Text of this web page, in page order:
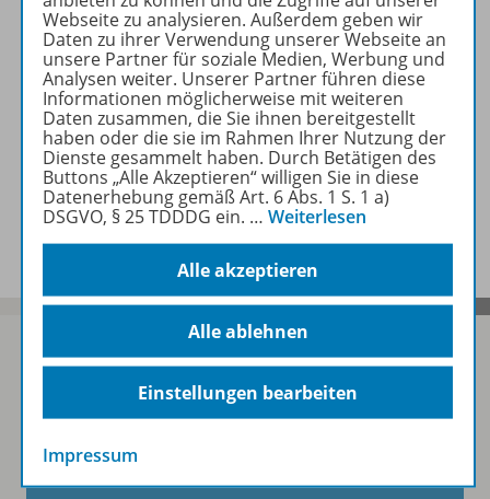
Zugehörige Produkte
Lösungen
Benachrichtigungs-Service
Sofort profitieren
Webseite zu analysieren. Außerdem geben wir
Daten zu ihrer Verwendung unserer Webseite an
unsere Partner für soziale Medien, Werbung und
Analysen weiter. Unserer Partner führen diese
Informationen möglicherweise mit weiteren
Daten zusammen, die Sie ihnen bereitgestellt
haben oder die sie im Rahmen Ihrer Nutzung der
Dienste gesammelt haben. Durch Betätigen des
Buttons „Alle Akzeptieren“ willigen Sie in diese
Datenerhebung gemäß Art. 6 Abs. 1 S. 1 a)
DSGVO, § 25 TDDDG ein. … Weiterlesen
Alle akzeptieren
Alle ablehnen
Einstellungen bearbeiten
Impressum